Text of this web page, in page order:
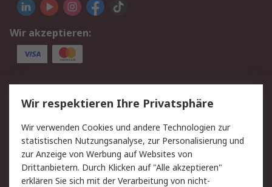
Wir akzeptieren:
Service
Value Added Services
Lieferlösungen
Rücksendungen
Kontakt
Hilfe
Privatkunden
Rechtliches
Wir respektieren Ihre Privatsphäre
Wir verwenden Cookies und andere Technologien zur
statistischen Nutzungsanalyse, zur Personalisierung und
zur Anzeige von Werbung auf Websites von
Drittanbietern. Durch Klicken auf "Alle akzeptieren"
erklären Sie sich mit der Verarbeitung von nicht-